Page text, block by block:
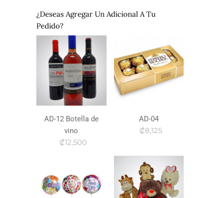
¿Deseas Agregar Un Adicional A Tu
Pedido?
AD-12 Botella de
vino
₡12,500
AD-04
₡8,125